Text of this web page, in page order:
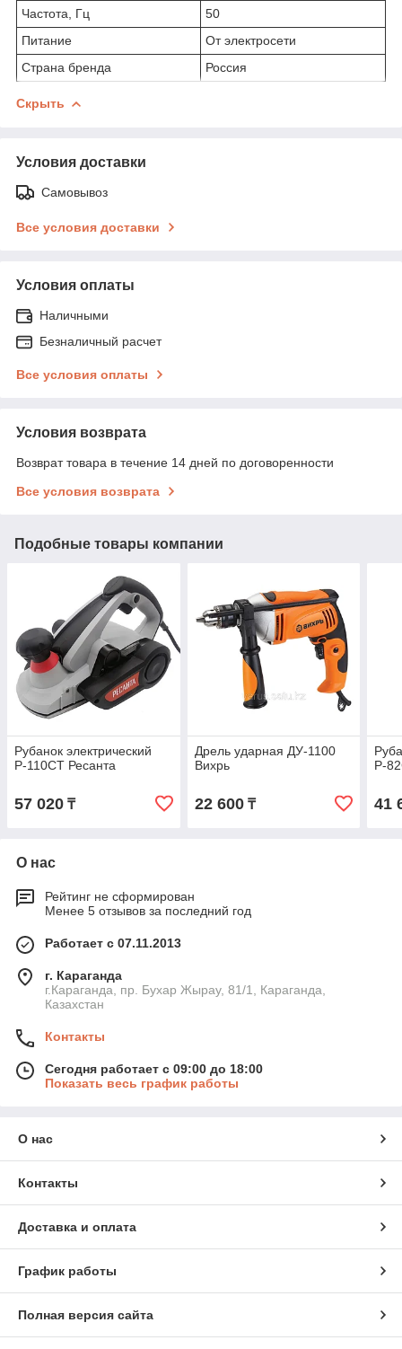
Частота, Гц
50
Питание
От электросети
Страна бренда
Россия
Скрыть
Условия доставки
Самовывоз
Все условия доставки
Условия оплаты
Наличными
Безналичный расчет
Все условия оплаты
Условия возврата
Возврат товара в течение 14 дней по договоренности
Все условия возврата
Подобные товары компании
Рубанок электрический
Р-110СТ Ресанта
57 020 ₸
Дрель ударная ДУ-1100
Вихрь
22 600₸
Р-
41
О нас
Рейтинг не сформирован
Менее 5 отзывов за последний год
Работает с 07.11.2013
г. Караганда
г.Караганда, пр. Бухар Жырау, 81/1, Караганда,
Казахстан
Контакты
Сегодня работает с 09:00 до 18:00
Показать весь график работы
О нас
Контакты
Доставка и оплата
График работы
Полная версия сайта